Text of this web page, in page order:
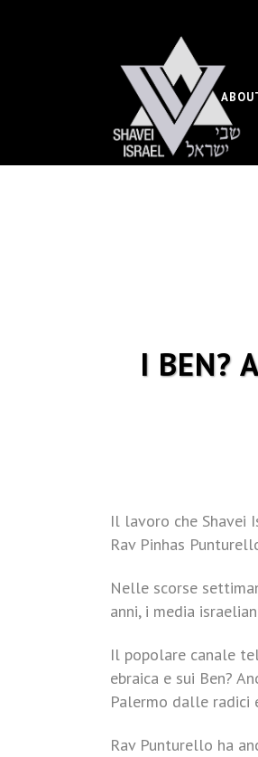
I BEN?
Il lavoro che Shavei
Rav Pinhas
Nelle scorse
anni, i media
Il popolare canale
ebraica e sui Ben?
Palermo dalle radici
Rav Punturello ha